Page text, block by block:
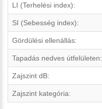
LI (Terhelési index):
SI (Sebesség index):
Gördülési ellenállás:
Tapadás nedves útfelületen:
Zajszint dB:
Zajszint kategória: